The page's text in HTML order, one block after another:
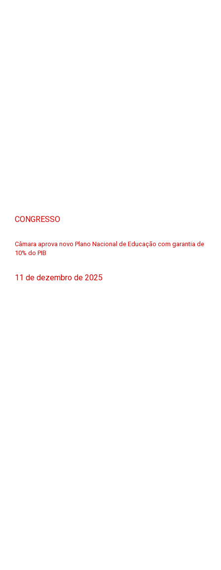
CONGRESSO
Câmara aprova novo Plano Nacional de Educação com garantia de
10% do PIB
11 de dezembro de 2025